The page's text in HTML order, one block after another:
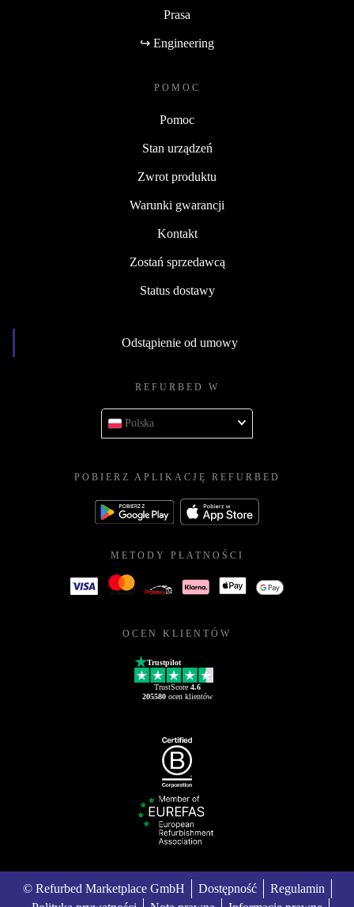
Prasa
↪ Engineering
POMOC
Pomoc
Stan urządzeń
Zwrot produktu
Warunki gwarancji
Kontakt
Zostań sprzedawcą
Status dostawy
Odstąpienie od umowy
REFURBED W
Polska
POBIERZ APLIKACJĘ REFURBED
METODY PŁATNOŚCI
OCEN KLIENTÓW
Trustpilot
TrustScore 4.6
205580ocen klientów
© Refurbed Marketplace GmbH Dostępność
Regulamin